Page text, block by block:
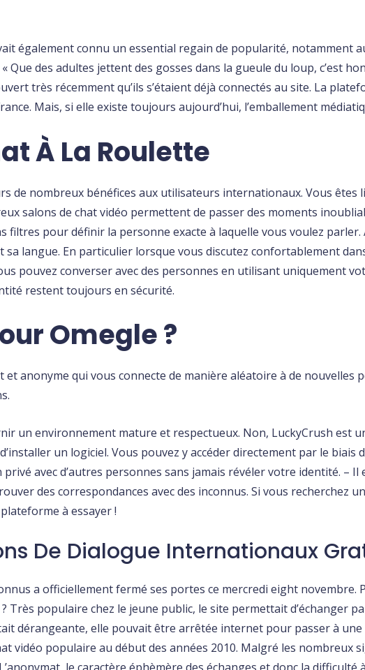
également connu un essential regain de popularité, notamment
Que des adultes jettent des gosses dans la gueule du loup, c’est
très récemment qu’ils s’étaient déjà connectés au site. La
Mais, si elle existe toujours aujourd’hui, l’emballement
À La Roulette
de nombreux bénéfices aux utilisateurs internationaux. Vous êtes
salons de chat vidéo permettent de passer des moments
filtres pour définir la personne exacte à laquelle vous voulez parler.
langue. En particulier lorsque vous discutez confortablement
pouvez converser avec des personnes en utilisant uniquement
restent toujours en sécurité.
Omegle ?
anonyme qui vous connecte de manière aléatoire à de nouvelles
un environnement mature et respectueux. Non, LuckyCrush est
un logiciel. Vous pouvez y accéder directement par le
avec d’autres personnes sans jamais révéler votre identité. –
des correspondances avec des inconnus. Si vous recherchez
à essayer !
De Dialogue Internationaux
a officiellement fermé ses portes ce mercredi eight novembre.
Très populaire chez le jeune public, le site permettait d’échanger
dérangeante, elle pouvait être arrêtée internet pour passer à une
vidéo populaire au début des années 2010. Malgré les nombreux